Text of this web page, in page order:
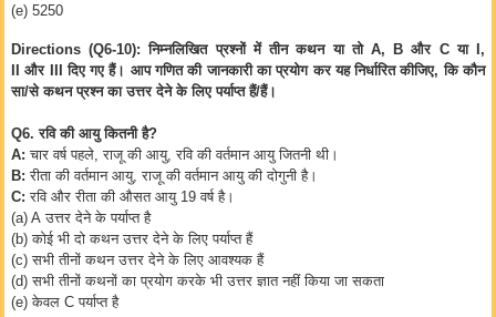
(e) 5250
Directions (Q6-10): निम्नलिखित प्रश्नों में तीन कथन या तो A, Bऔर Cया
I,
IIऔर IIIदिए गए हैं। आप गणित की जानकारी का प्रयोग कर यह निर्धारित कीजिए,कि कौन
सा/से कथन प्रश्न का उत्तर देने के लिए पर्याप्त हैं/हैं।
Q6.रवि की आयु कितनी है?
A: चार वर्ष पहले,राजू की आयु,रवि की वर्तमान आयु जितनी थी।
B: रीता की वर्तमान आयु,राजू की वर्तमान आयु की दोगुनी है।
C: रवि और रीता की औसत आयु 19 वर्ष है।
(a) Aउत्तर देने के पर्याप्त है
(b)कोई भी दो कथन उत्तर देने के लिए पर्याप्त हैं
(c)सभी तीनों कथन उत्तर देने के लिए आवश्यक हैं
(d)सभी तीनों कथनों का प्रयोग करके भी उत्तर ज्ञात नहीं किया जा सकता
(e)केवल Cपर्याप्त है